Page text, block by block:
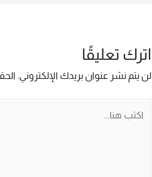
اترك تعليقًا
لن يتم نشر عنوان بريدك الإلكتروني.